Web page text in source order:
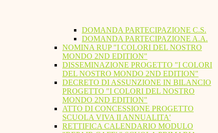
DOMANDA PARTECIPAZIONE C.S.
DOMANDA PARTECIPAZIONE A.A.
NOMINA RUP "I COLORI DEL NOSTRO
MONDO 2ND EDITION"
DISSEMINAZIONE PROGETTO "I COLORI
DEL NOSTRO MONDO 2ND EDITION"
DECRETO DI ASSUNZIONE IN BILANCIO
PROGETTO "I COLORI DEL NOSTRO
MONDO 2ND EDITION"
ATTO DI CONCESSIONE PROGETTO
SCUOLA VIVA II ANNUALITA'
RETTIFICA CALENDARIO MODULO